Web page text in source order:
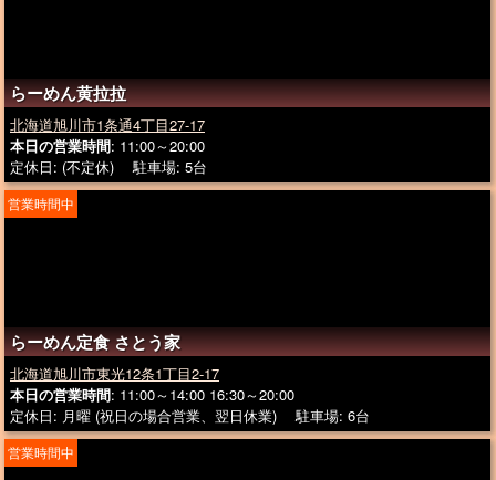
らーめん黄拉拉
北海道旭川市1条通4丁目27-17
本日の営業時間: 11:00～20:00
定休日: (不定休) 駐車場: 5台
らーめん定食 さとう家
営業時間中
北海道旭川市東光12条1丁目2-17
本日の営業時間: 11:00～14:00 16:30～20:00
定休日: 月曜 (祝日の場合営業、翌日休業) 駐車場: 6台
営業時間中